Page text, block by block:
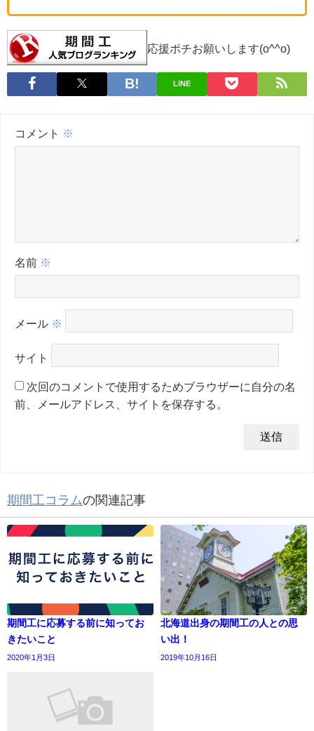
応援ポチお願いします(o^^o)
LINE
コメント ※
名前 ※
メール ※
サイト
次回のコメントで使用するためブラウザーに自分の名
前、メールアドレス、サイトを保存する。
期間工コラムの関連記事
期間工に応募する前に知ってお
きたいこと
2020年1月3日
北海道出身の期間工の人との思
い出！
2019年10月16日